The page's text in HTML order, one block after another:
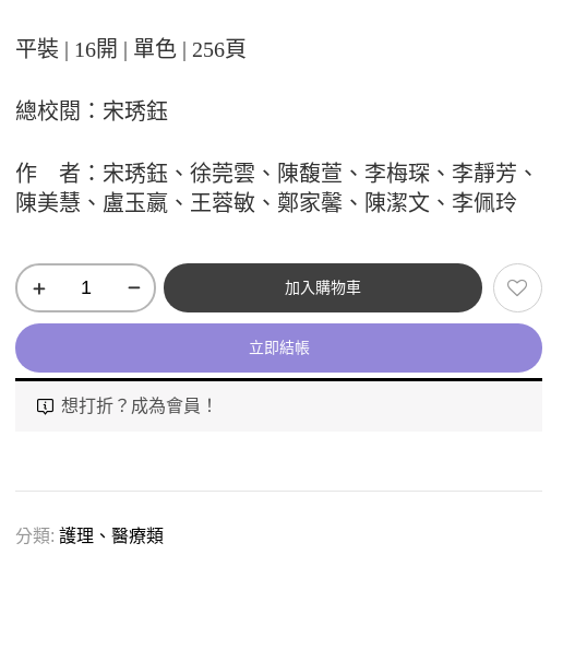
平裝 | 16開 | 單色 | 256頁
總校閱：宋琇鈺
作 者：宋琇鈺、徐莞雲、陳馥萱、李梅琛、李靜芳、
陳美慧、盧玉嬴、王蓉敏、鄭家馨、陳潔文、李佩玲
加入購物車
立即結帳
想打折？成為會員！
分類:護理、醫療類